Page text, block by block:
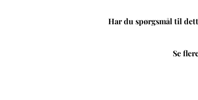
Har du spørgsmål til
Se